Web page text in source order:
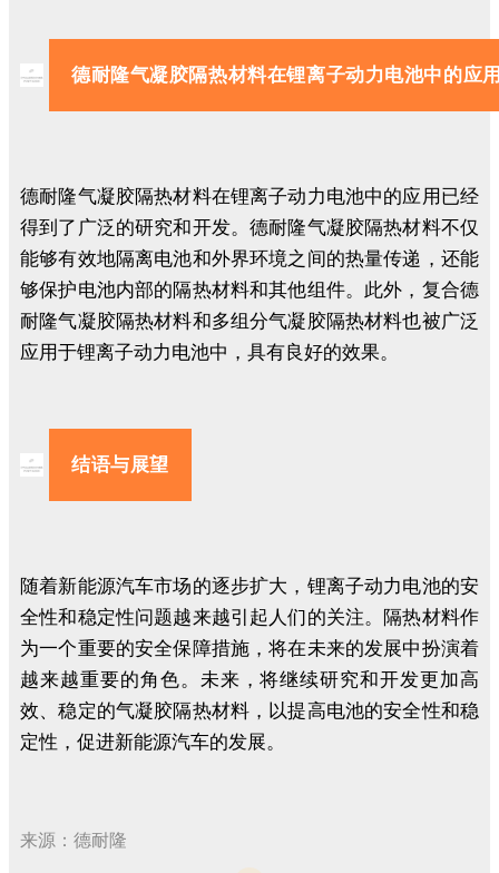
德耐隆气凝胶隔热材料在锂离子动力电池中的应
德耐隆气凝胶隔热材料在锂离子动力电池中的应用已经
得到了广泛的研究和开发。德耐隆气凝胶隔热材料不仅
能够有效地隔离电池和外界环境之间的热量传递，还能
够保护电池内部的隔热材料和其他组件。此外，复合德
耐隆气凝胶隔热材料和多组分气凝胶隔热材料也被广泛
应用于锂离子动力电池中，具有良好的效果。
结语与展望
随着新能源汽车市场的逐步扩大，锂离子动力电池的安
全性和稳定性问题越来越引起人们的关注。隔热材料作
为一个重要的安全保障措施，将在未来的发展中扮演着
越来越重要的角色。未来，将继续研究和开发更加高
效、稳定的气凝胶隔热材料，以提高电池的安全性和稳
定性，促进新能源汽车的发展。
来源：德耐隆